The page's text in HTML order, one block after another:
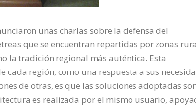
unas charlas sobre la defensa del
que se encuentran repartidas por zonas
la tradición regional más auténtica. Esta
región, como una respuesta a sus
de otras, es que las soluciones adoptadas
es realizada por el mismo usuario,